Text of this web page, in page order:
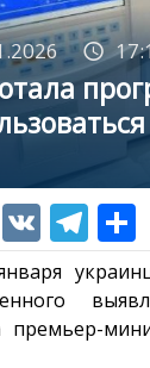
премьер-